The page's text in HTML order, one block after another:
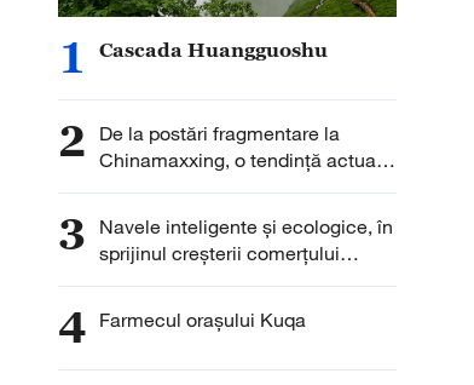
1 Cascada Huangguoshu
2
De la postări fragmentare la
Chinamaxxing, o tendință actuală
în rândul tinerilor occidentali
3
Navele inteligente și ecologice, în
sprijinul creșterii comerțului
extern al Chinei
4 Farmecul orașului Kuqa